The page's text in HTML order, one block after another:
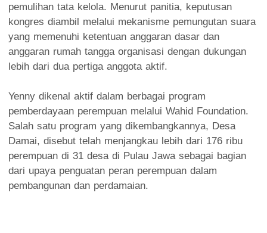
pemulihan tata kelola. Menurut panitia, keputusan
kongres diambil melalui mekanisme pemungutan suara
yang memenuhi ketentuan anggaran dasar dan
anggaran rumah tangga organisasi dengan dukungan
lebih dari dua pertiga anggota aktif.
Yenny dikenal aktif dalam berbagai program
pemberdayaan perempuan melalui Wahid Foundation.
Salah satu program yang dikembangkannya, Desa
Damai, disebut telah menjangkau lebih dari 176 ribu
perempuan di 31 desa di Pulau Jawa sebagai bagian
dari upaya penguatan peran perempuan dalam
pembangunan dan perdamaian.